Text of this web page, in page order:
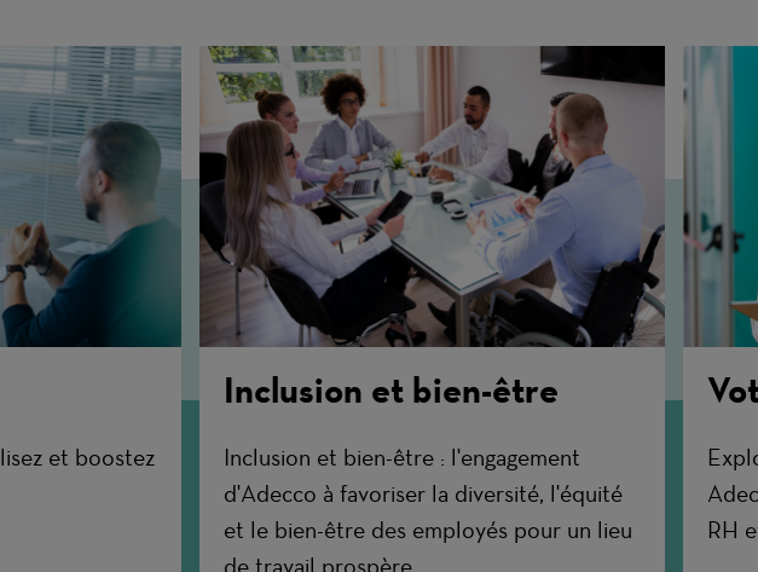
et boostez
Inclusion et bien-être
Inclusion et bien-être : l'engagement
d'Adecco à favoriser la diversité, l'équité
et le bien-être des employés pour un lieu
RH